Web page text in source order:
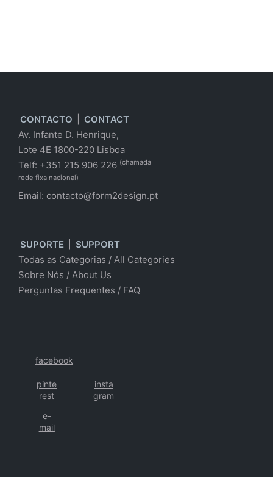
CONTACTO
CONTACT
Av. Infante D. Henrique,
Lote 4E 1800-220 Lisboa
Telf: +351 215 906 226 (chamada
rede fixa nacional)
Email: contacto@form2design.pt
SUPORTE
SUPPORT
Todas as Categorias / All Categories
Sobre Nós / About Us
Perguntas Frequentes / FAQ
facebook
pinte
rest
insta
gram
e-
mail